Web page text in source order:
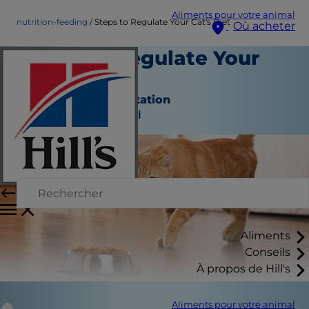
Aliments pour votre animal
Où acheter
Aliments
Conseils
À propos de Hill's
Aliments pour votre animal
nutrition-feeding Steps to Regulate Your Cat's Diet
Steps to Regulate Your
Cat's Diet
Nutrition et alimentation
Auteur du personnel